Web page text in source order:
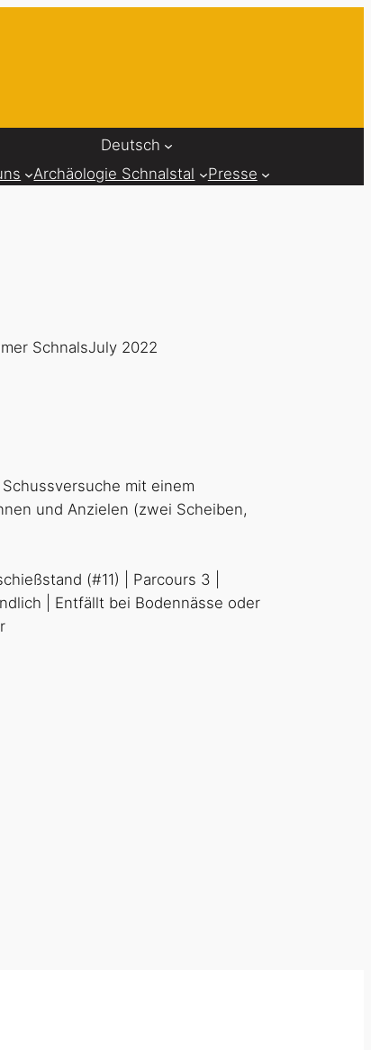
Deutsch
Archäologie Schnalstal Presse
mit einem
und Anzielen (zwei Scheiben,
(#11) | Parcours 3 |
| Entfällt bei Bodennässe oder